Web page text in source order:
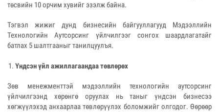
төсвийн 10 орчим хувийг эзэлж байна.
Тэгвэл жижиг дунд бизнесийн байгууллагууд Мэдээллийн
Технологийн Аутсорсинг үйлчилгээг сонгох шаардлагатайг
батлах 5 шалтгааныг танилцуулъя.
Үндсэн үйл ажиллагаандаа төвлөрөх
Зөв менежменттэй мэдээллийн технологийн аутсорсинг
үйлчилгээнд хөрөнгө оруулах нь таныг үндсэн бизнесээ
хөгжүүлэхэд анхаарлаа төвлөрүүлэх боломжийг олгодог. Өөрөөр